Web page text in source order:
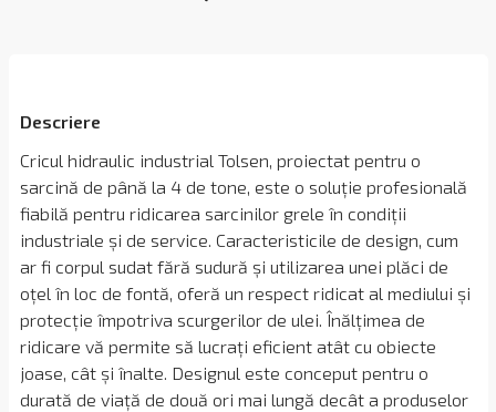
Descriere
Cricul hidraulic industrial Tolsen, proiectat pentru o
sarcină de până la 4 de tone, este o soluție profesională
fiabilă pentru ridicarea sarcinilor grele în condiții
industriale și de service. Caracteristicile de design, cum
ar fi corpul sudat fără sudură și utilizarea unei plăci de
oțel în loc de fontă, oferă un respect ridicat al mediului și
protecție împotriva scurgerilor de ulei. Înălțimea de
ridicare vă permite să lucrați eficient atât cu obiecte
joase, cât și înalte. Designul este conceput pentru o
durată de viață de două ori mai lungă decât a produselor